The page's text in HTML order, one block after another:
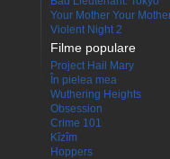
Your Mother Your
Violent Night 2
Filme populare
Project Hail Mary
În pielea mea
Wuthering Heights
Obsession
Crime 101
Kîzîm
Hoppers